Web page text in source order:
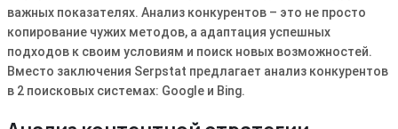
важных показателях. Анализ конкурентов – это не просто
копирование чужих методов, а адаптация успешных
подходов к своим условиям и поиск новых возможностей.
Вместо заключения Serpstat предлагает анализ конкурентов
в 2 поисковых системах: Google и Bing.